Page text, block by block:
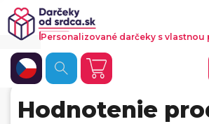
Fotoobrazy a dekorácie
Personalizované darčeky s vlastnou
Hodnotenie